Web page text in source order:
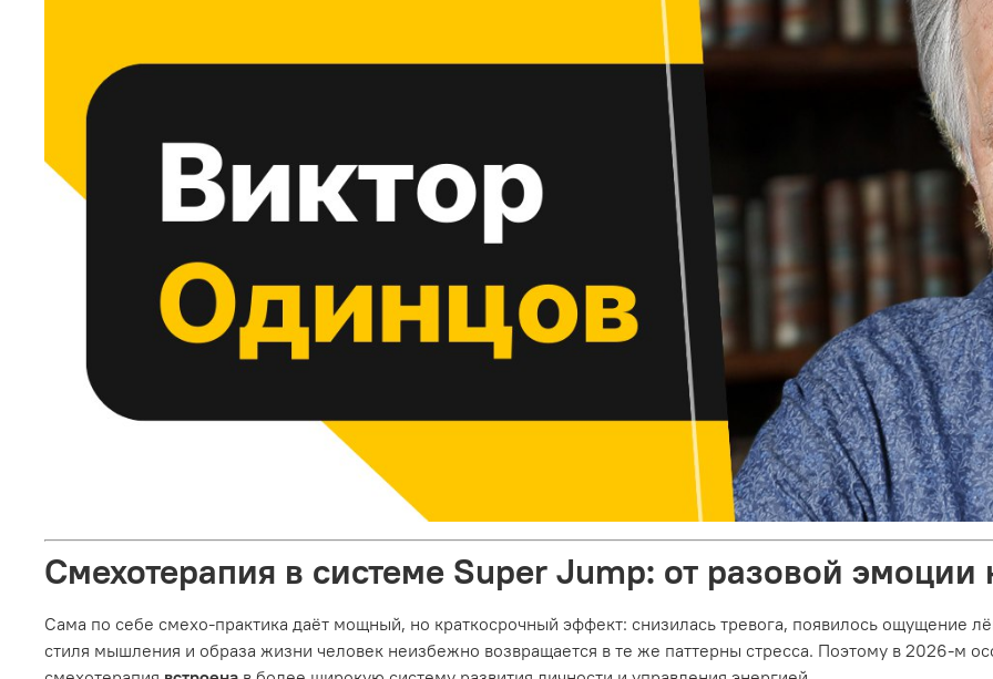
Смехотерапия в системе Super Jump: от разовой эмоции
Сама по себе смехо‑практика даёт мощный, но краткосрочный эффект: снизилась тревога, появилось ощущение
стиля мышления и образа жизни человек неизбежно возвращается в те же паттерны стресса. Поэтому в 2026‑м